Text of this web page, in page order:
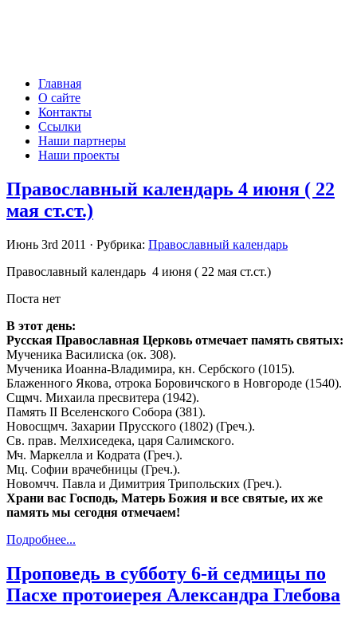
Главная
О сайте
Контакты
Ссылки
Наши партнеры
Наши проекты
Православный календарь 4 июня ( 22
мая ст.ст.)
Июнь 3rd 2011 · Рубрика: Православный календарь
Православный календарь 4 июня ( 22 мая ст.ст.)
Поста нет
В этот день:
Русская Православная Церковь отмечает память святых:
Мученика Василиска (ок. 308).
Мученика Иоанна-Владимира, кн. Сербского (1015).
Блаженного Якова, отрока Боровичского в Новгороде (1540).
Сщмч. Михаила пресвитера (1942).
Память II Вселенского Собора (381).
Новосщмч. Захарии Прусского (1802) (Греч.).
Св. прав. Мелхиседека, царя Салимского.
Мч. Маркелла и Кодрата (Греч.).
Мц. Софии врачебницы (Греч.).
Новомчч. Павла и Димитрия Трипольских (Греч.).
Храни вас Господь, Матерь Божия и все святые, их же
память мы сегодня отмечаем!
Подробнее...
Проповедь в субботу 6-й седмицы по
Пасхе протоиерея Александра Глебова